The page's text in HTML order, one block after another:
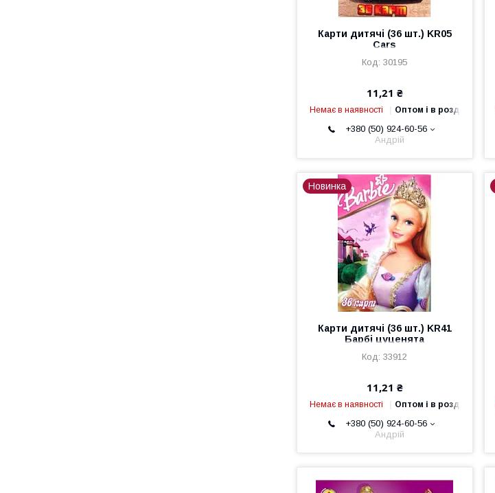
Карти дитячі (36 шт.) KR05
Cars
30195
11,21 ₴
Немає в наявності Оптом і в роздріб
+380 (50) 924-60-56
Андрій
Новинка
Карти дитячі (36 шт.) KR41
Барбі цуценята
33912
11,21 ₴
Немає в наявності Оптом і в роздріб
+380 (50) 924-60-56
Андрій